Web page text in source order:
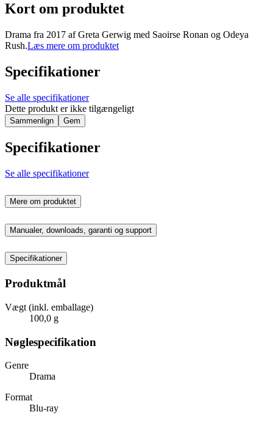
Kort om produktet
Drama fra 2017 af Greta Gerwig med Saoirse Ronan og Odeya
Rush.Læs mere om produktet
Specifikationer
Se alle specifikationer
Dette produkt er ikke tilgængeligt
Sammenlign Gem
Specifikationer
Se alle specifikationer
Mere om produktet
Manualer, downloads, garanti og support
Specifikationer
Produktmål
Vægt (inkl. emballage)
100,0 g
Nøglespecifikation
Genre
Drama
Format
Blu-ray